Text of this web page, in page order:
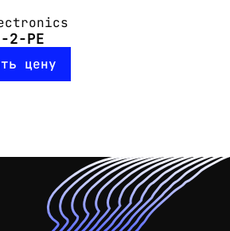
2-PE
цену